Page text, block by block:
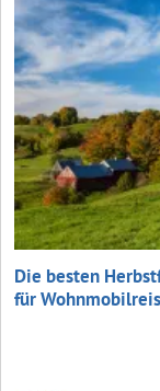
Die besten
für